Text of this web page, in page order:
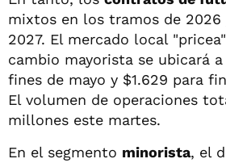
mixtos en los tramos de 2026
2027. El mercado local
cambio mayorista se ubicará a
fines de mayo y $1.629 para
El volumen de operaciones
millones este martes.
En el segmento minorista, el